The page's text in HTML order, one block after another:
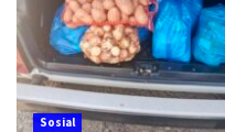
Sosial